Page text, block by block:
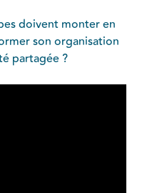
doivent monter en
son organisation
partagée ?